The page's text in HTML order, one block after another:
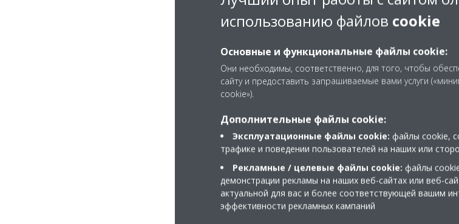
зонами,
использованию файлов cookie
Основные и функциональные файлы cookie:
Они необходимы, соответственно, для того, чтобы
сайту и предоставить запрашиваемые вами услуги
cookie»).
Дополнительные файлы cookie:
Эксплуатационные файлы cookie: файлы cookie,
трафике и поведении пользователей на наших или
Рекламные / целевые файлы cookie: файлы
демонстрации рекламы на наших веб-сайтах или веб-
актуальной для вас и более соответствующей вашим
эффективности рекламных кампаний